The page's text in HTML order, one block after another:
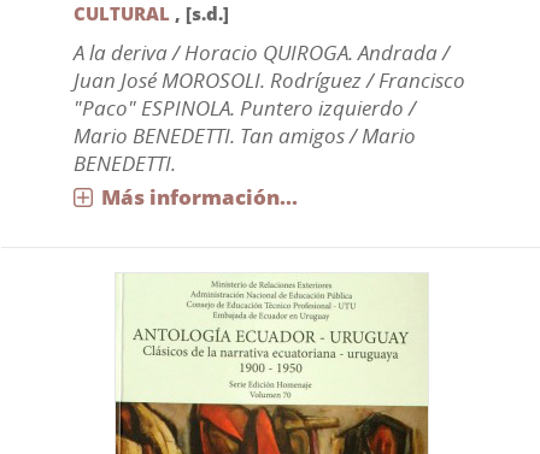
CULTURAL, [s.d.]
A la deriva / Horacio QUIROGA. Andrada /
Juan José MOROSOLI. Rodríguez / Francisco
"Paco" ESPINOLA. Puntero izquierdo /
Mario BENEDETTI. Tan amigos / Mario
BENEDETTI.
Más información...